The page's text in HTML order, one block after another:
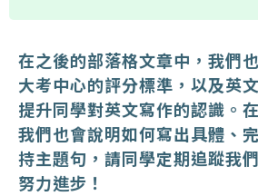
在之後的部落格文章中，我們
大考中心的評分標準，以及英
提升同學對英文寫作的認識。
我們也會說明如何寫出具體、
持主題句，請同學定期追蹤我
努力進步！